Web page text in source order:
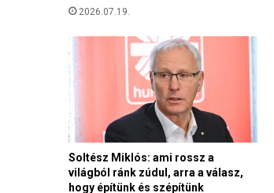
m
g
a
z
ó
r
v
2026.07.19.
Soltész Miklós: ami rossz a
világból ránk zúdul, arra a válasz,
hogy építünk és szépítünk